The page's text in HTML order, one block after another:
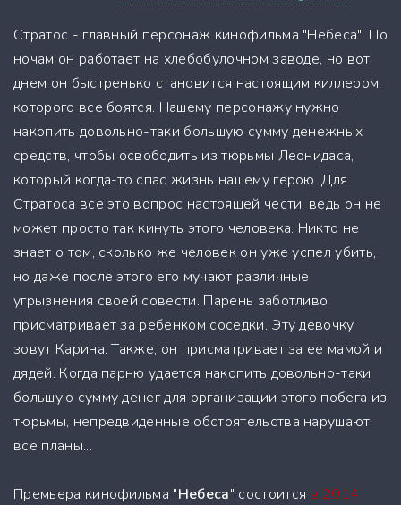
Стратос - главный персонаж кинофильма "Небеса". По
ночам он работает на хлебобулочном заводе, но вот
днем он быстренько становится настоящим киллером,
которого все боятся. Нашему персонажу нужно
накопить довольно-таки большую сумму денежных
средств, чтобы освободить из тюрьмы Леонидаса,
который когда-то спас жизнь нашему герою. Для
Стратоса все это вопрос настоящей чести, ведь он не
может просто так кинуть этого человека. Никто не
знает о том, сколько же человек он уже успел убить,
но даже после этого его мучают различные
угрызнения своей совести. Парень заботливо
присматривает за ребенком соседки. Эту девочку
зовут Карина. Также, он присматривает за ее мамой и
дядей. Когда парню удается накопить довольно-таки
большую сумму денег для организации этого побега из
тюрьмы, непредвиденные обстоятельства нарушают
все планы...
Премьера кинофильма "Небеса" состоится в 2014